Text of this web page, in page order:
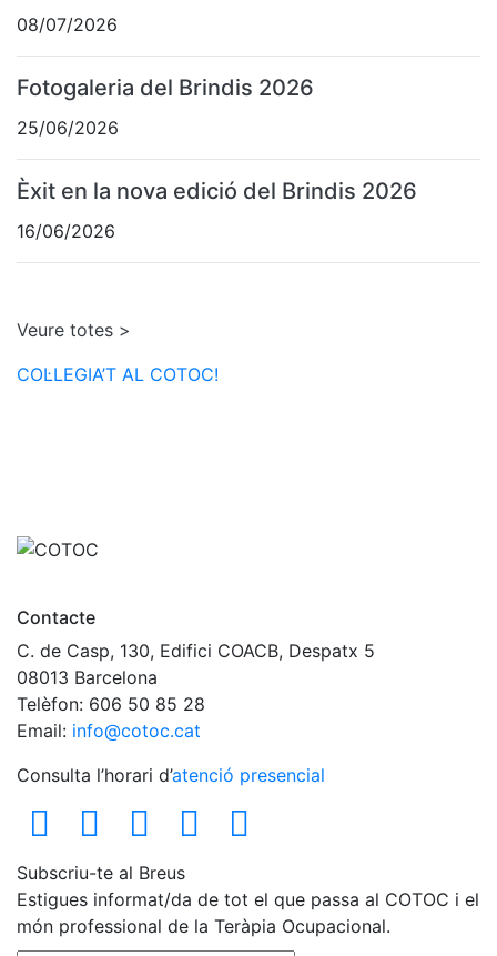
08/07/2026
Fotogaleria del Brindis 2026
25/06/2026
Èxit en la nova edició del Brindis 2026
16/06/2026
Veure totes >
COL·LEGIA’T AL COTOC!
Contacte
C. de Casp, 130, Edifici COACB, Despatx 5
08013 Barcelona
Telèfon: 606 50 85 28
Email: info@cotoc.cat
Consulta l’horari d’atenció presencial
Subscriu-te al Breus
Estigues informat/da de tot el que passa al COTOC i el
món professional de la Teràpia Ocupacional.